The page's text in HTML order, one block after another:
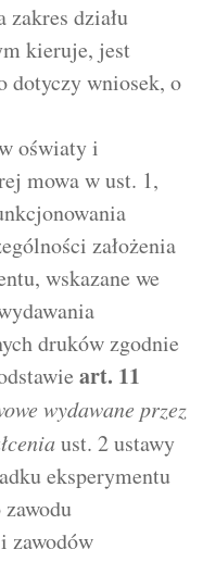
działu
kieruje, jest
dotyczy wniosek, o
oświaty i
mowa w ust. 1,
założenia
wskazane we
druków zgodnie
art. 11
wydawane przez
ust. 2 ustawy
eksperymentu
zawodów